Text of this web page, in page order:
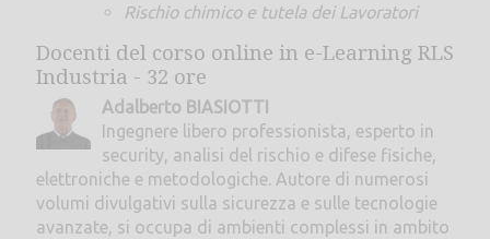
Rischio chimico e tutela dei Lavoratori
Docenti del corso online in e-Learning RLS
Industria - 32 ore
Adalberto BIASIOTTI
Ingegnere libero professionista, esperto in
security, analisi del rischio e difese fisiche,
elettroniche e metodologiche. Autore di numerosi
volumi divulgativi sulla sicurezza e sulle tecnologie
avanzate, si occupa di ambienti complessi in ambito